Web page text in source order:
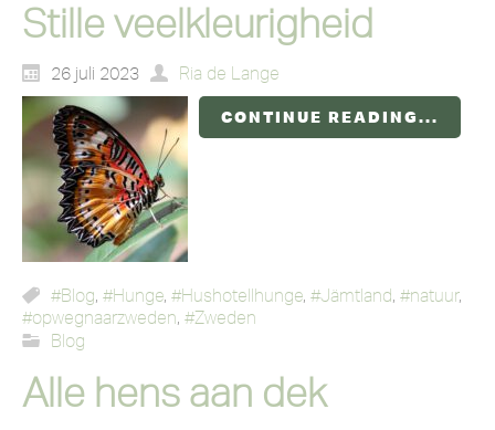
Stille veelkleurigheid
26 juli 2023 Ria de Lange
CONTINUE READING...
#Blog, #Hunge, #Hushotellhunge, #Jämtland, #natuur,
#opwegnaarzweden, #Zweden
Blog
Alle hens aan dek